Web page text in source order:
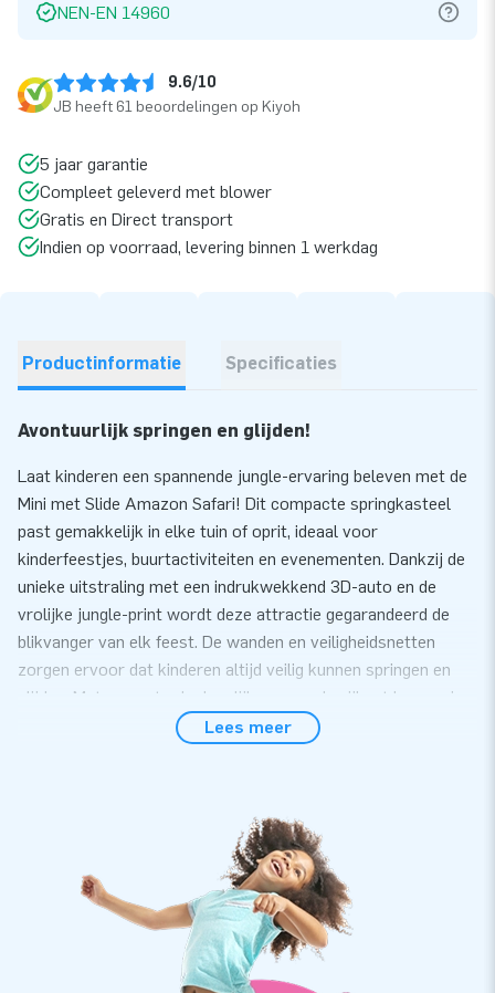
NEN-EN 14960
9.6/10
JB heeft 61 beoordelingen op Kiyoh
5 jaar garantie
Compleet geleverd met blower
Gratis en Direct transport
Indien op voorraad, levering binnen 1 werkdag
Productinformatie Specificaties
Avontuurlijk springen en glijden!
Laat kinderen een spannende jungle-ervaring beleven met de
Mini met Slide Amazon Safari! Dit compacte springkasteel
past gemakkelijk in elke tuin of oprit, ideaal voor
kinderfeestjes, buurtactiviteiten en evenementen. Dankzij de
unieke uitstraling met een indrukwekkend 3D-auto en de
vrolijke jungle-print wordt deze attractie gegarandeerd de
blikvanger van elk feest. De wanden en veiligheidsnetten
zorgen ervoor dat kinderen altijd veilig kunnen springen en
glijden. Met een extra leuke glijbaan aan de zijkant bezorg je
elk kind een onvergetelijke dag!
De Mini Amazon Safari staat binnen 10 minuten klaar voor
speelplezier. Door het compacte ontwerp en lichte gewicht is
het springkasteel makkelijk te vervoeren en snel op te
zetten. We leveren dit springkasteel inclusief blower,
verankeringsmateriaal, handige transportzak en duidelijke
handleiding. Alles wat je nodig hebt voor een complete
Lees meer